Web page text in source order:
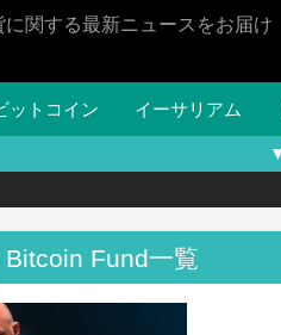
関する最新ニュースをお届け
ットコイン イーサリアム
Fund一覧